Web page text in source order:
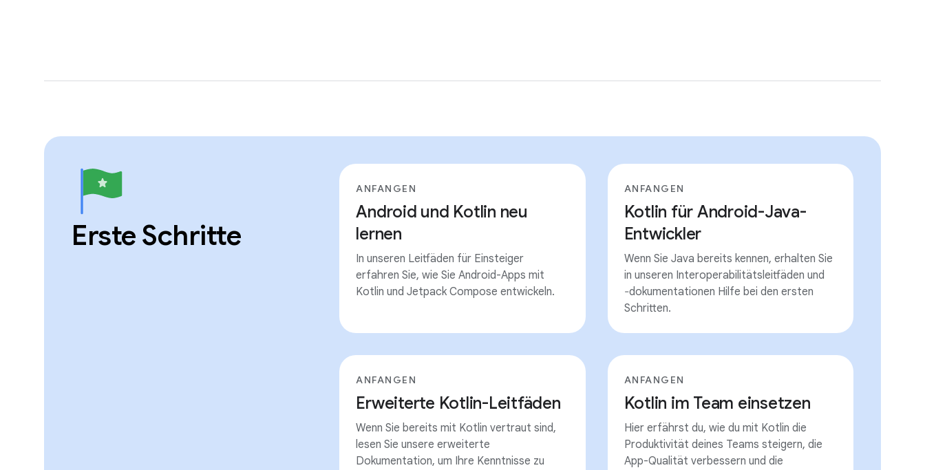
Erste Schritte
ANFANGEN
Android und Kotlin neu
lernen
In unseren Leitfäden für Einsteiger
erfahren Sie, wie Sie Android-Apps mit
Kotlin und Jetpack Compose entwickeln.
ANFANGEN
Kotlin für Android-Java-
Entwickler
Wenn Sie Java bereits kennen, erhalten Sie
in unseren Interoperabilitätsleitfäden und
‐dokumentationen Hilfe bei den ersten
Schritten.
ANFANGEN
Erweiterte Kotlin-Leitfäden
Wenn Sie bereits mit Kotlin vertraut sind,
lesen Sie unsere erweiterte
Dokumentation, um Ihre Kenntnisse zu
ANFANGEN
Kotlin im Team einsetzen
Hier erfährst du, wie du mit Kotlin die
Produktivität deines Teams steigern, die
App-Qualität verbessern und die